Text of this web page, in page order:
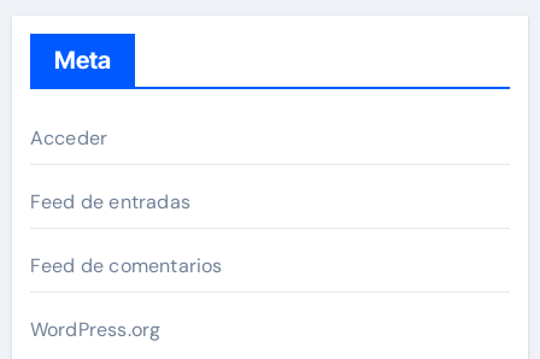
Meta
Acceder
Feed de entradas
Feed de comentarios
WordPress.org